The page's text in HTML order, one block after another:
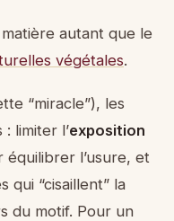
autant que le
végétales.
“miracle”), les
limiter l’exposition
équilibrer l’usure, et
qui “cisaillent” la
du motif. Pour un